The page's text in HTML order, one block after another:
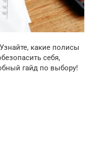
какие полисы
себя,
гайд по выбору!